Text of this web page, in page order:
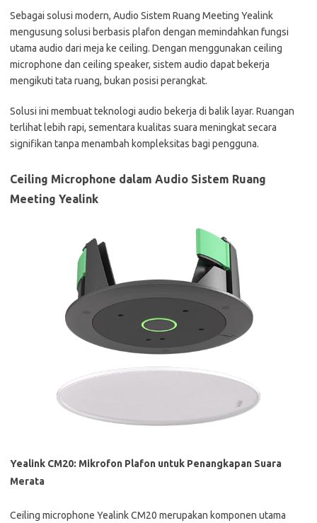
Sebagai solusi modern, Audio Sistem Ruang Meeting Yealink
mengusung solusi berbasis plafon dengan memindahkan fungsi
utama audio dari meja ke ceiling. Dengan menggunakan ceiling
microphone dan ceiling speaker, sistem audio dapat bekerja
mengikuti tata ruang, bukan posisi perangkat.
Solusi ini membuat teknologi audio bekerja di balik layar. Ruangan
terlihat lebih rapi, sementara kualitas suara meningkat secara
signifikan tanpa menambah kompleksitas bagi pengguna.
Ceiling Microphone dalam Audio Sistem Ruang
Meeting Yealink
Yealink CM20: Mikrofon Plafon untuk Penangkapan Suara
Merata
Ceiling microphone Yealink CM20 merupakan komponen utama